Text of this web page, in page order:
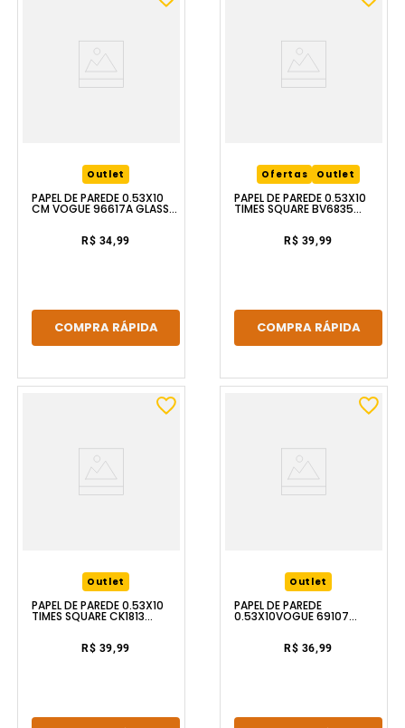
Outlet
PAPEL DE PAREDE 0.53X10
CM VOGUE 96617A GLASS
R$ 34,99
COMPRA RÁPIDA
Ofertas Outlet
PAPEL DE PAREDE 0.53X10
TIMES SQUARE BV6835
GLASS MOSAIC
R$ 39,99
COMPRA RÁPIDA
Outlet
PAPEL DE PAREDE 0.53X10
TIMES SQUARE CK1813
GLASS MOSAIC
R$ 39,99
Outlet
PAPEL DE PAREDE
0.53X10VOGUE 69107
R$ 36,99